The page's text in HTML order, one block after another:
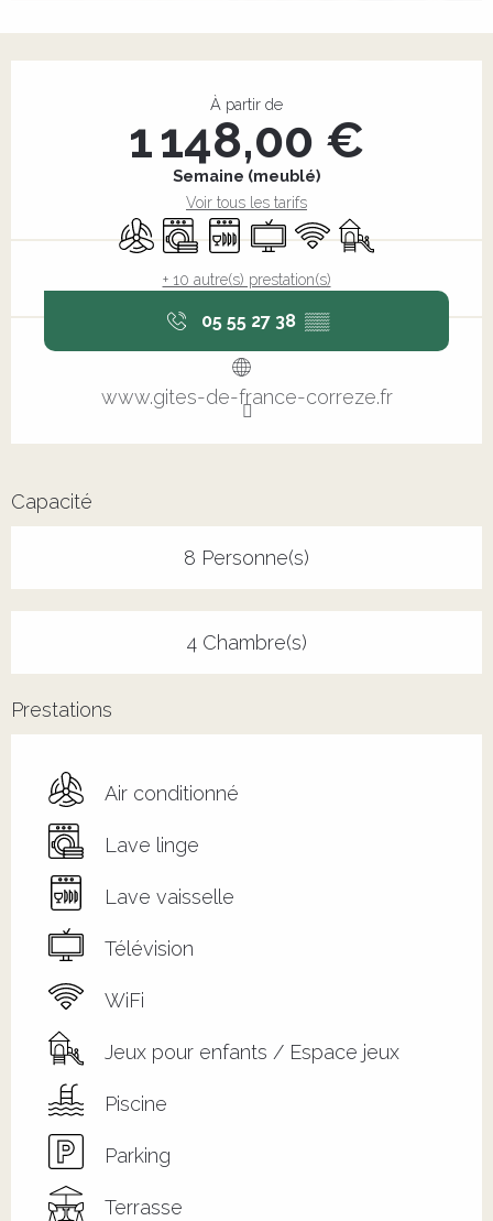
À partir de
1 148,00 €
Semaine (meublé)
Voir tous les tarifs
Air conditionné
Lave lingeLave vaisselle
Télévision
WiFi Jeux pour
+ 10 autre(s) prestation(s)
05 55 27 38 ▒▒
www.gites-de-france-correze.fr
Capacité
8 Personne(s)
4 Chambre(s)
Prestations
Air conditionné
Lave linge
Lave vaisselle
Télévision
WiFi
Jeux pour enfants / Espace jeux
Piscine
Parking
Terrasse